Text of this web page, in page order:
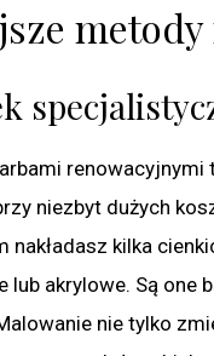
niezbyt dużych
nakładasz kilka
lub akrylowe. Są
nie tylko